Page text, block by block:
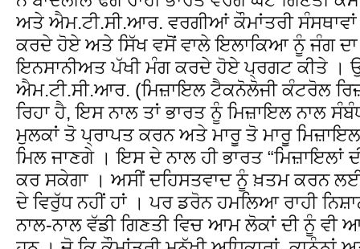
ਅਤੇ ਐਮ.ਟੀ.ਸੀ.ਆਰ. ਵਰਗੀਆਂ ਕੌਮਾਂਤਰੀ
ਕਰਦੇ ਹੋਏ ਅਤੇ ਸਿੱਖ ਵਸੋਂ ਵਾਲੇ ਇਲਾਕਿਆ ਨੂੰ ਜੰਗ ਦਾ
ਇਨਸਾਨੀਅਤ ਪੱਖੀ ਮੰਗ ਕਰਦੇ ਹੋਏ ਪ੍ਰਗਟ ਕੀਤੇ ।
ਐਮ.ਟੀ.ਸੀ.ਆਰ. (ਮਿਜ਼ਾਇਲ ਟੈਕਨੋਲੋਜੀ ਕੰਟਰੋਲ
ਰਿਹਾ ਹੈ, ਇਸ ਨਾਲ ਤਾਂ ਭਾਰਤ ਨੂੰ ਮਿਜ਼ਾਇਲ ਨਾਲ
ਮੁਲਕਾਂ ਤੋ ਪ੍ਰਾਪਤ ਕਰਨ ਅਤੇ ਮਾਰੂ ਤੋ ਮਾਰੂ
ਮਿਲ ਜਾਣਗੇ । ਇਸ ਦੇ ਨਾਲ ਹੀ ਭਾਰਤ “ਮਿਜ਼ਾਇਲਾਂ
ਕਰ ਸਕੇਗਾ । ਅਸੀਂ ਦਹਿਸਤਵਾਦ ਨੂੰ ਖ਼ਤਮ ਕਰਨ
ਦੇ ਵਿਰੁੱਧ ਨਹੀਂ ਹਾਂ । ਪਰ ਡਰੋਨ ਹਮਲਿਆ ਰਾਹੀ
ਨਾਲ-ਨਾਲ ਵੱਡੀ ਗਿਣਤੀ ਵਿਚ ਆਮ ਲੋਕਾਂ ਦੀ ਨੂੰ